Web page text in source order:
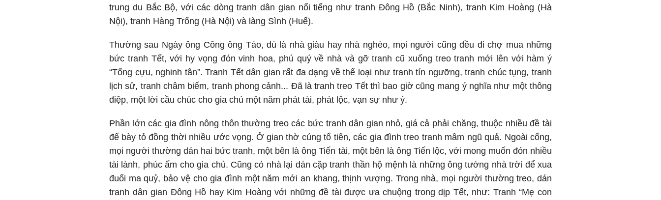
trung du Bắc Bộ, với các dòng tranh dân gian nổi tiếng như tranh Đông Hồ (Bắc Ninh), tranh Kim Hoàng (Hà
Nội), tranh Hàng Trống (Hà Nội) và làng Sình (Huế).
Thường sau Ngày ông Công ông Táo, dù là nhà giàu hay nhà nghèo, mọi người cũng đều đi chợ mua những
bức tranh Tết, với hy vọng đón vinh hoa, phú quý về nhà và gỡ tranh cũ xuống treo tranh mới lên với hàm ý
“Tống cựu, nghinh tân”. Tranh Tết dân gian rất đa dạng về thể loại như tranh tín ngưỡng, tranh chúc tụng, tranh
lịch sử, tranh châm biếm, tranh phong cảnh... Đã là tranh treo Tết thì bao giờ cũng mang ý nghĩa như một thông
điệp, một lời cầu chúc cho gia chủ một năm phát tài, phát lộc, vạn sự như ý.
Phần lớn các gia đình nông thôn thường treo các bức tranh dân gian nhỏ, giá cả phải chăng, thuộc nhiều đề tài
để bày tỏ đồng thời nhiều ước vọng. Ở gian thờ cúng tổ tiên, các gia đình treo tranh mâm ngũ quả. Ngoài cổng,
mọi người thường dán hai bức tranh, một bên là ông Tiến tài, một bên là ông Tiến lộc, với mong muốn đón nhiều
tài lành, phúc ấm cho gia chủ. Cũng có nhà lại dán cặp tranh thần hộ mệnh là những ông tướng nhà trời để xua
đuổi ma quỷ, bảo vệ cho gia đình một năm mới an khang, thịnh vượng. Trong nhà, mọi người thường treo, dán
tranh dân gian Đông Hồ hay Kim Hoàng với những đề tài được ưa chuộng trong dịp Tết, như: Tranh “Mẹ con